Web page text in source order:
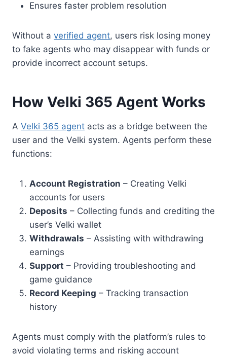
Ensures faster problem resolution
Without a verified agent, users risk losing money
to fake agents who may disappear with funds or
provide incorrect account setups.
How Velki 365 Agent Works
A Velki 365 agent acts as a bridge between the
user and the Velki system. Agents perform these
functions:
Account Registration – Creating Velki
accounts for users
Deposits – Collecting funds and crediting the
user’s Velki wallet
Withdrawals – Assisting with withdrawing
earnings
Support – Providing troubleshooting and
game guidance
Record Keeping – Tracking transaction
history
Agents must comply with the platform’s rules to
avoid violating terms and risking account